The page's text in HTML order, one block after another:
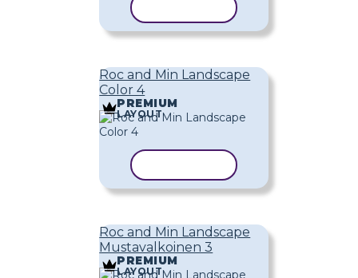
Roc and Min Landscape
Color 4
PREMIUM
LAYOUT
Roc and Min Landscape
Mustavalkoinen 3
PREMIUM
LAYOUT